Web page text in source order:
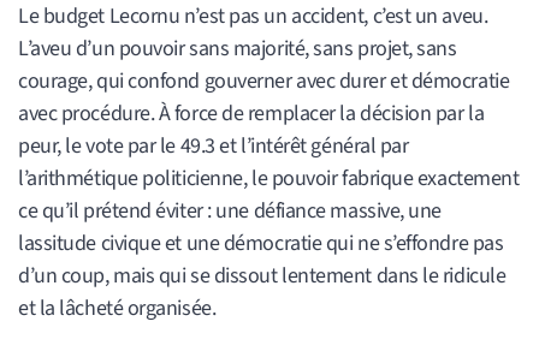
Le budget Lecornu n’est pas un accident, c’est un aveu.
L’aveu d’un pouvoir sans majorité, sans projet, sans
courage, qui confond gouverner avec durer et démocratie
avec procédure. À force de remplacer la décision par la
peur, le vote par le 49.3 et l’intérêt général par
l’arithmétique politicienne, le pouvoir fabrique exactement
ce qu’il prétend éviter : une défiance massive, une
lassitude civique et une démocratie qui ne s’effondre pas
d’un coup, mais qui se dissout lentement dans le ridicule
et la lâcheté organisée.